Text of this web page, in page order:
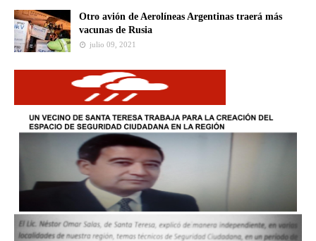
Otro avión de Aerolíneas Argentinas traerá más
vacunas de Rusia
julio 09, 2021